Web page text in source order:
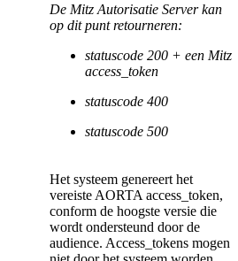
De Mitz Autorisatie Server kan
op dit punt retourneren:
statuscode 200 + een Mitz
access_token
statuscode 400
statuscode 500
Het systeem genereert het
vereiste AORTA access_token,
conform de hoogste versie die
wordt ondersteund door de
audience. Access_tokens mogen